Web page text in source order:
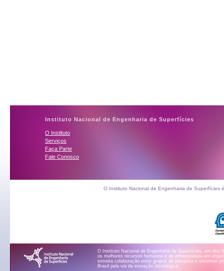
Instituto Nacional de Engenharia de Superfícies
O Instituto
Serviços
Faça Parte
Fale Conosco
O Instituto Nacional de Engenharia de Superfícies
O Instituto Nacional de Engenharia de Superfícies, um dos
os melhores recursos humanos e de infraestrutura em
estreita colaboração entre grupos de pesquisa e sistemas
Brasil pela via da inovação tecnológica.